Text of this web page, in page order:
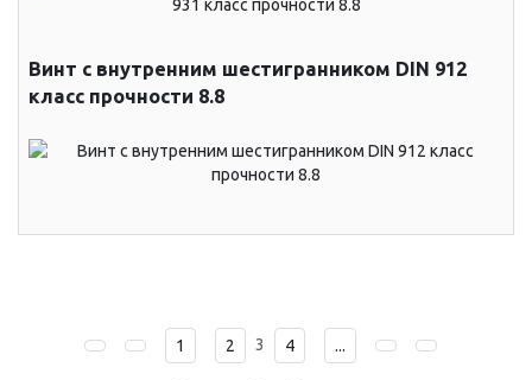
Винт с внутренним шестигранником DIN 912
класс прочности 8.8
1 2 3 4 ...